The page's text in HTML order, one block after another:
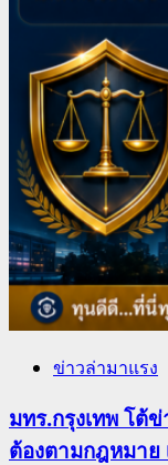
ข่าวล่ามาแรง
มทร.กรุงเทพ โต้
ต้องตามกฎหมาย